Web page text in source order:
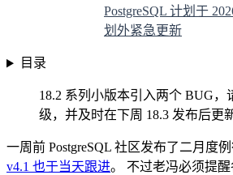
PostgreSQL 计划于
划外紧急更新
目录
18.2 系列小版本引入两个 BUG，
级，并及时在下周 18.3 发布后更
一周前 PostgreSQL 社区发布了二月度
v4.1 也于当天跟进。 不过老冯必须提醒